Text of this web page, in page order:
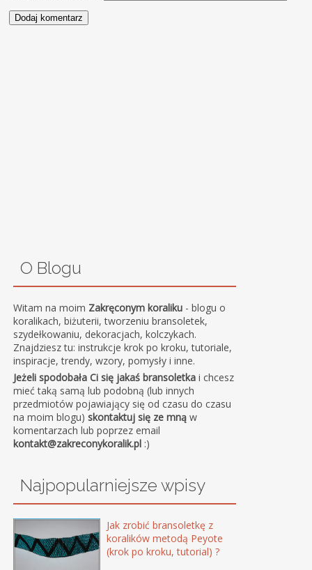
O Blogu
Witam na moim Zakręconym koraliku - blogu o
koralikach, biżuterii, tworzeniu bransoletek,
szydełkowaniu, dekoracjach, kolczykach.
Znajdziesz tu: instrukcje krok po kroku, tutoriale,
inspiracje, trendy, wzory, pomysły i inne.
Jeżeli spodobała Ci się jakaś bransoletka i chcesz
mieć taką samą lub podobną (lub innych
przedmiotów pojawiający się od czasu do czasu
na moim blogu)skontaktuj się ze mną w
komentarzach lub poprzez email
kontakt@zakreconykoralik.pl :)
Najpopularniejsze wpisy
Jak zrobić bransoletkę z
koralików metodą Peyote
(krok po kroku, tutorial) ?